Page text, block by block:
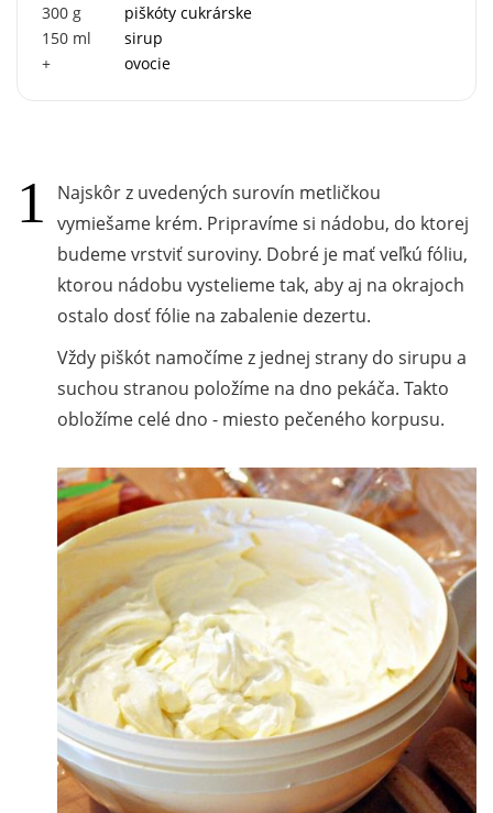
300 g
piškóty cukrárske
150 ml
sirup
+
ovocie
Najskôr z uvedených surovín metličkou
vymiešame krém. Pripravíme si nádobu, do ktorej
budeme vrstviť suroviny. Dobré je mať veľkú fóliu,
ktorou nádobu vystelieme tak, aby aj na okrajoch
ostalo dosť fólie na zabalenie dezertu.
Vždy piškót namočíme z jednej strany do sirupu a
suchou stranou položíme na dno pekáča. Takto
obložíme celé dno - miesto pečeného korpusu.